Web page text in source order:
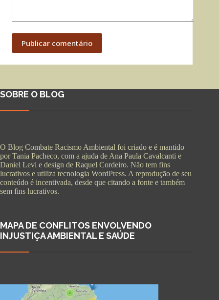
Publicar comentário
SOBRE O BLOG
O Blog Combate Racismo Ambiental foi criado e é mantido
por Tania Pacheco, com a ajuda de Ana Paula Cavalcanti e
Daniel Levi e design de Raquel Cordeiro. Não tem fins
lucrativos e utiliza tecnologia WordPress. A reprodução de seu
conteúdo é incentivada, desde que citando a fonte e também
sem fins lucrativos.
MAPA DE CONFLITOS ENVOLVENDO
INJUSTIÇA AMBIENTAL E SAÚDE